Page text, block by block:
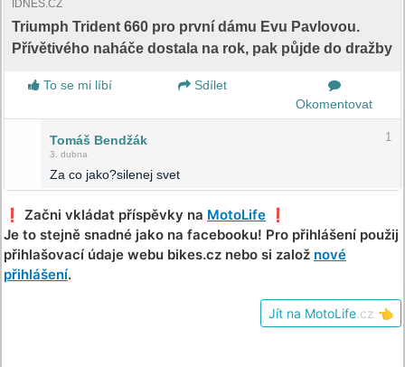
IDNES.CZ
Triumph Trident 660 pro první dámu Evu Pavlovou.
Přívětivého naháče dostala na rok, pak půjde do dražby
To se mi líbí
Sdílet
Okomentovat
Tomáš Bendžák
3. dubna
1
Za co jako?silenej svet
❗️ Začni vkládat příspěvky na MotoLife ❗️
Je to stejně snadné jako na facebooku! Pro přihlášení použij
přihlašovací údaje webu bikes.cz nebo si založ nové
přihlášení.
Jít na MotoLife .cz 👈